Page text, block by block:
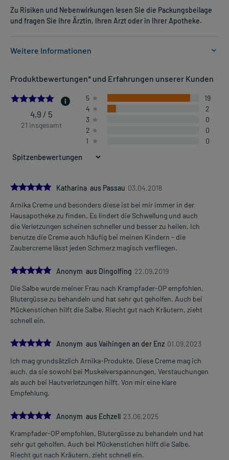
Zu Risiken und Nebenwirkungen lesen Sie die Packungsbeilage
und fragen Sie Ihre Ärztin, Ihren Arzt oder in Ihrer Apotheke.
Weitere Informationen
- Sport- und Unfallverletzungen, wie:
- Prellungen und Verstauchungen
- Quetschungen
- Schmerzhafte Schwellungen nach Verletzungen
- Rheumatische Beschwerden, unterstützende Behandlung, v.a. in
den Muskeln und Gelenken
- Entzündungen von Insektenstichen
Dosierung und Anwendungshinweise:
eine ausreichende Menge
mehrmals täglich
verteilt über den Tag
Art der Anwendung?
Massieren Sie das Arzneimittel danach leicht ein. Waschen Sie
versehentlichen Kontakt mit Schleimhäuten, Augen und offenen
Hautstellen.
Dauer der Anwendung?
Wochen anwenden. Bei länger anhaltenden oder regelmäßig
wiederkehrenden Beschwerden sollten sie Ihren Arzt aufsuchen.
Überdosierung?
Bei einer Überdosierung kann es unter anderem zu Juckreiz und
Hautrötungen kommen. Setzen Sie sich bei dem Verdacht auf eine
Überdosierung umgehend mit einem Arzt in Verbindung.
Anwendung vergessen?
Setzen Sie die Anwendung zum nächsten vorgeschriebenen
Zeitpunkt ganz normal (also nicht mit der doppelten Menge) fort.
Mehr anzeigen
Produktbewertungen* und Erfahrungen unserer Kunden
4.904761904761905
4,9 / 5
21 insgesamt
5
19
4
2
3
0
2
0
1
0
5.0
Katharina aus Passau 03.04.2018
Arnika Creme und besonders diese ist bei mir immer in der
Hausapotheke zu finden. Es lindert die Schwellung und auch
die Verletzungen scheinen schneller und besser zu heilen. Ich
benutze die Creme auch häufig bei meinen Kindern - die
Zaubercreme lässt jeden Schmerz magisch verfliegen.
5.0Anonym aus Dingolfing 22.09.2019
Die Salbe wurde meiner Frau nach Krampfader-OP empfohlen,
Blutergüsse zu behandeln und hat sehr gut geholfen. Auch bei
Mückenstichen hilft die Salbe. Riecht gut nach Kräutern, zieht
schnell ein.
5.0Anonym aus Vaihingen an der Enz 01.09.2023
Ich mag grundsätzlich Arnika-Produkte. Diese Creme mag ich
auch, da sie sowohl bei Muskelverspannungen, Verstauchungen
als auch bei Hautverletzungen hilft. Von mir eine klare
Empfehlung.
5.0Anonym aus Echzell 23.06.2025
Krampfader-OP empfohlen, Blutergüsse zu behandeln und hat
sehr gut geholfen. Auch bei Mückenstichen hilft die Salbe.
Riecht gut nach Kräutern, zieht schnell ein.